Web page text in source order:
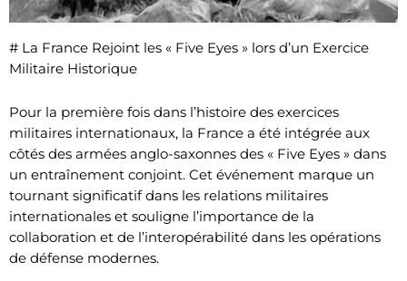
# La France Rejoint les « Five Eyes » lors d’un Exercice
Militaire Historique
Pour la première fois dans l’histoire des exercices
militaires internationaux, la France a été intégrée aux
côtés des armées anglo-saxonnes des « Five Eyes » dans
un entraînement conjoint. Cet événement marque un
tournant significatif dans les relations militaires
internationales et souligne l’importance de la
collaboration et de l’interopérabilité dans les opérations
de défense modernes.